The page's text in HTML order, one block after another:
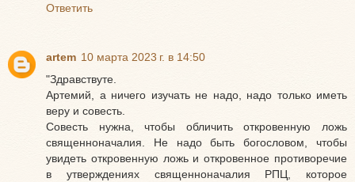
Ответить
artem 10 марта 2023 г. в 14:50
"Здравствуте.
Артемий, а ничего изучать не надо, надо только иметь
веру и совесть.
Совесть нужна, чтобы обличить откровенную ложь
священноначалия. Не надо быть богословом, чтобы
увидеть откровенную ложь и откровенное противоречие
в утверждениях священноначалия РПЦ, которое